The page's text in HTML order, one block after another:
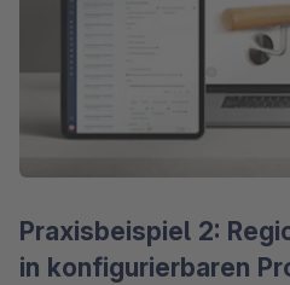
Praxisbeispiel 2:
in konfigurierbaren